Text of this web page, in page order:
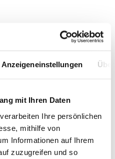
Anzeigeneinstellungen
mit Ihren Daten
verarbeiten Ihre persönlichen
mithilfe von
Informationen auf Ihrem
zuzugreifen und so